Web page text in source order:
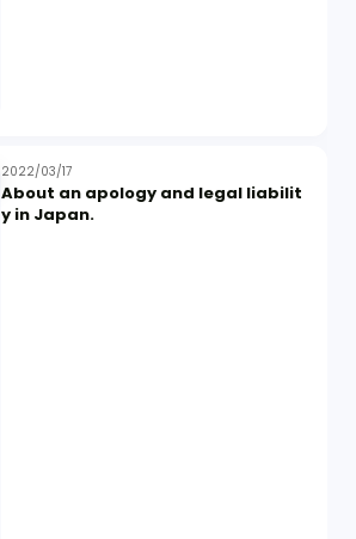
2022/03/17
About an apology and legal liabilit
y in Japan.